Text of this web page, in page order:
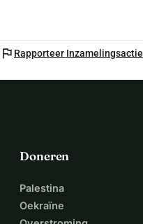
flag Rapporteer Inzamelingsactie
Doneren
Palestina
Oekraïne